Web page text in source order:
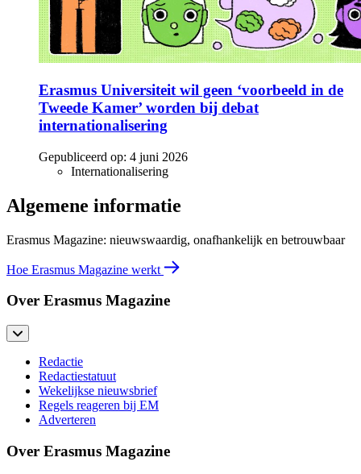
Erasmus Universiteit wil geen ‘voorbeeld in de
Tweede Kamer’ worden bij debat
internationalisering
Gepubliceerd op: 4 juni 2026
Internationalisering
Algemene informatie
Erasmus Magazine: nieuwswaardig, onafhankelijk en betrouwbaar
Hoe Erasmus Magazine werkt
Over Erasmus Magazine
Redactie
Redactiestatuut
Wekelijkse nieuwsbrief
Regels reageren bij EM
Adverteren
Over Erasmus Magazine